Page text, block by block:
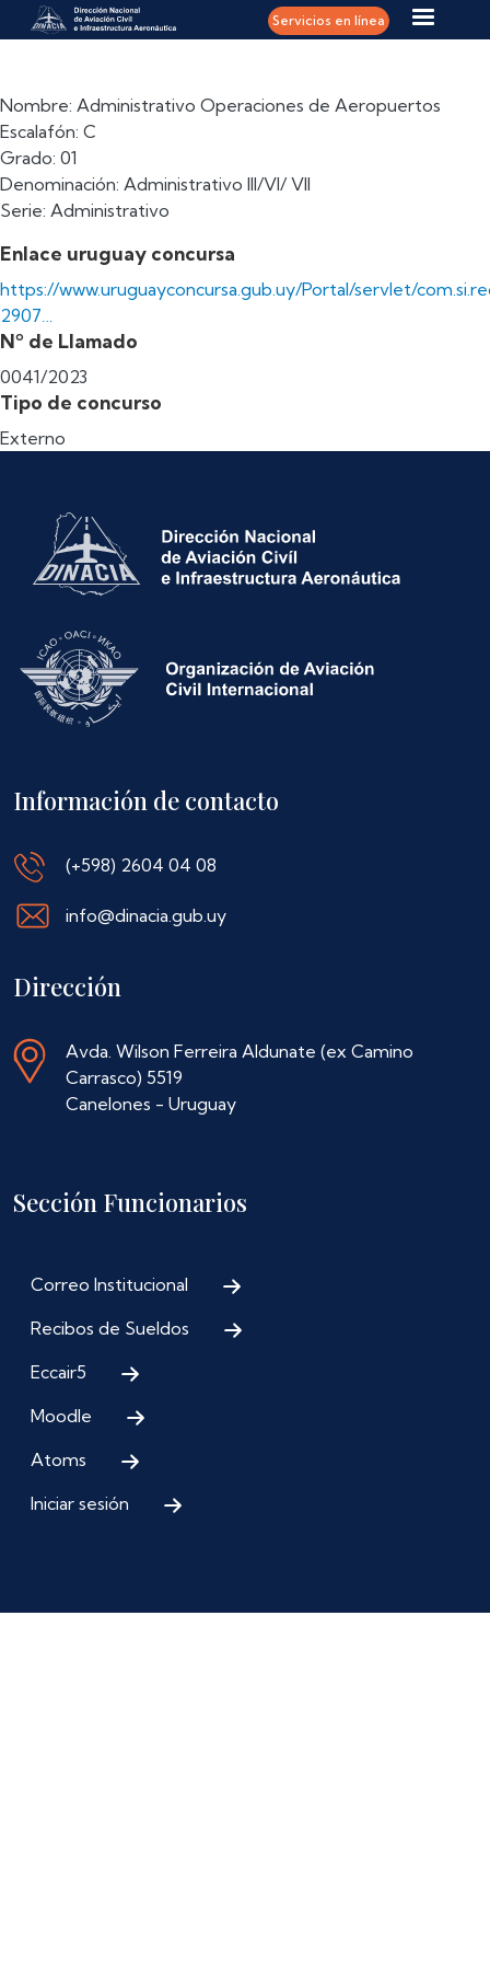
Pasar al contenido principal Servicios en línea
Nombre: Administrativo Operaciones de Aeropuertos
Escalafón: C
Grado: 01
Denominación: Administrativo III/VI/ VII
Serie: Administrativo
Enlace uruguay concursa
https://www.uruguayconcursa.gub.uy/Portal/servlet/
2907…
Nº de Llamado
0041/2023
Tipo de concurso
Externo
Información de contacto
(+598) 2604 04 08
info@dinacia.gub.uy
Dirección
Avda. Wilson Ferreira Aldunate (ex Camino
Carrasco) 5519
Canelones - Uruguay
Sección Funcionarios
Correo Institucional
Recibos de Sueldos
Eccair5
Moodle
Atoms
Iniciar sesión